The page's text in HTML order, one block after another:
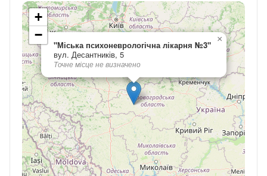
"Міська психоневрологічна лікарня №3"
вул. Десантників, 5
Точне місце не визначено
×
+
−